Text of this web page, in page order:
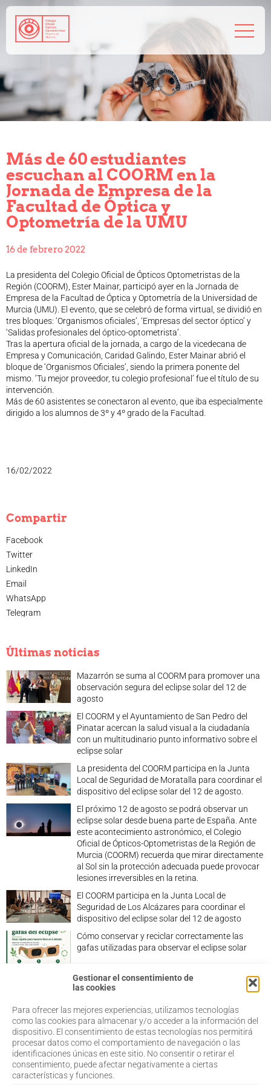
Gestionar el consentimiento de
las cookies
Para ofrecer las mejores experiencias, utilizamos tecnologías
como las cookies para almacenar y/o acceder a la información del
dispositivo. El consentimiento de estas tecnologías nos permitirá
procesar datos como el comportamiento de navegación o las
identificaciones únicas en este sitio. No consentir o retirar el
consentimiento, puede afectar negativamente a ciertas
características y funciones.
Salud visual
Preguntas frecuentes
Consejos de tu óptico-optometrista
Profesionales
Cómo colegiarse
Precolegiación
Tablón de anuncios
Legislación
Ventajas
Canal ético
Calendario
Formación
Formación
Archivo de formación
Vídeos de formación
Eventos COORM
Transparencia
Contacto
Más de 60 estudiantes
escuchan al COORM en la
Jornada de Empresa de la
Facultad de Óptica y
Optometría de la UMU
16 de febrero 2022
La presidenta del Colegio Oficial de Ópticos Optometristas de la
Región (COORM), Ester Mainar, participó ayer en la Jornada de
Empresa de la Facultad de Óptica y Optometría de la Universidad de
Murcia (UMU). El evento, que se celebró de forma virtual, se dividió en
tres bloques: ‘Organismos oficiales’, ‘Empresas del sector óptico’ y
‘Salidas profesionales del óptico-optometrista’.
Tras la apertura oficial de la jornada, a cargo de la vicedecana de
Empresa y Comunicación, Caridad Galindo, Ester Mainar abrió el
bloque de ‘Organismos Oficiales’, siendo la primera ponente del
mismo. ‘Tu mejor proveedor, tu colegio profesional’ fue el título de su
intervención.
Más de 60 asistentes se conectaron al evento, que iba especialmente
dirigido a los alumnos de 3º y 4º grado de la Facultad.
16/02/2022
Compartir
Facebook
Twitter
LinkedIn
Email
WhatsApp
Telegram
Últimas noticias
Mazarrón se suma al COORM para promover una
observación segura del eclipse solar del 12 de
agosto
El COORM y el Ayuntamiento de San Pedro del
Pinatar acercan la salud visual a la ciudadanía
con un multitudinario punto informativo sobre el
eclipse solar
La presidenta del COORM participa en la Junta
Local de Seguridad de Moratalla para coordinar el
dispositivo del eclipse solar del 12 de agosto.
El próximo 12 de agosto se podrá observar un
eclipse solar desde buena parte de España. Ante
este acontecimiento astronómico, el Colegio
Oficial de Ópticos-Optometristas de la Región de
Murcia (COORM) recuerda que mirar directamente
al Sol sin la protección adecuada puede provocar
lesiones irreversibles en la retina.
El COORM participa en la Junta Local de
Seguridad de Los Alcázares para coordinar el
dispositivo del eclipse solar del 12 de agosto
Cómo conservar y reciclar correctamente las
gafas utilizadas para observar el eclipse solar
968 20 87 67
admin@coorm.org
Miguel Vivancos, 4
30007 Murcia
Salud Visual
Profesionales
Quiénes somos
Actualidad
Contacto